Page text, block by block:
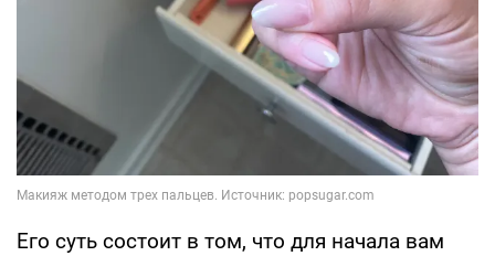
Его суть состоит в том, что для начала вам